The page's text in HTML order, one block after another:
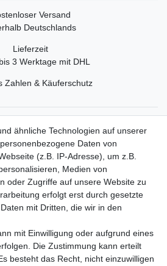
Versand
Deutschlands
Lieferzeit
3 Werktage mit DHL
Zahlen & Käuferschutz
ähnliche Technologien auf unserer
Daten von
(z.B. IP-Adresse), um z.B.
Medien von
oder Zugriffe auf unsere Website zu
erfolgt erst durch gesetzte
mit Dritten, die wir in den
mit Einwilligung oder aufgrund eines
Die Zustimmung kann erteilt
besteht das Recht, nicht einzuwilligen